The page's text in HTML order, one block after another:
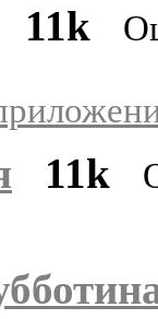
11k
11k